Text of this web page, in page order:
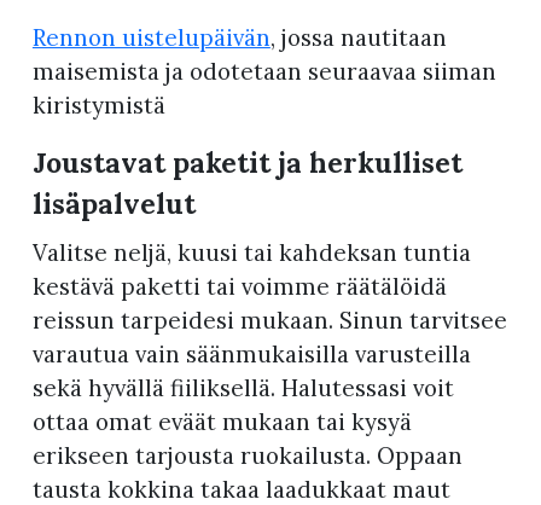
Rennon uistelupäivän, jossa nautitaan
maisemista ja odotetaan seuraavaa siiman
kiristymistä
Joustavat paketit ja herkulliset
lisäpalvelut
Valitse neljä, kuusi tai kahdeksan tuntia
kestävä paketti tai voimme räätälöidä
reissun tarpeidesi mukaan. Sinun tarvitsee
varautua vain säänmukaisilla varusteilla
sekä hyvällä fiiliksellä. Halutessasi voit
ottaa omat eväät mukaan tai kysyä
erikseen tarjousta ruokailusta. Oppaan
tausta kokkina takaa laadukkaat maut